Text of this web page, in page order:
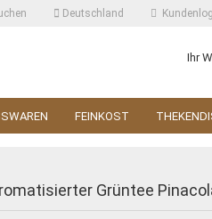
Deutschland
Ihr
FEINKOST
Grüntee